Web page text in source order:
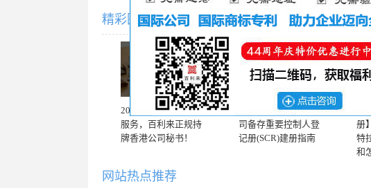
精彩图文专题推荐
2026新香港公司秘书
服务，百利来正规持
牌香港公司秘书！
【3月重磅】香港公
司备存重要控制人登
记册(SCR)建册指南
册
特
和
网站热点推荐